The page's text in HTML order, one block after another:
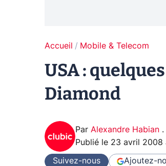
Accueil Mobile & Telecom
USA :
Diamond
Par Alexandre Habian .
Publié le 23 avril 2008
Suivez-nous Ajoutez-